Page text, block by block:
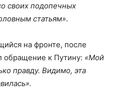
своих подопечных
статьям».
на фронте, после
обращение к Путину: «Мой
правду. Видимо, эта